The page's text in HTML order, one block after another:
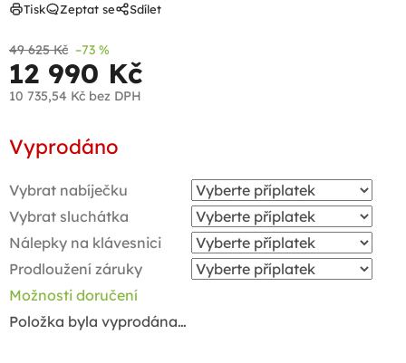
49 625 Kč –73 %
12 990 Kč
10 735,54 Kč bez DPH
cena:
Vyprodáno
Vybrat nabíječku
Vybrat sluchátka
Nálepky na klávesnici
Prodloužení záruky
Možnosti doručení
Položka byla vyprodána…
Tisk Zeptat se Sdílet